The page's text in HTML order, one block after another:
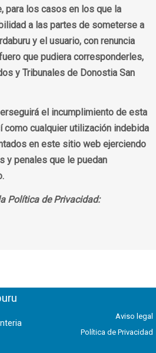
para los casos en los que la
a las partes de someterse a
y el usuario, con renuncia
que pudiera corresponderles,
y Tribunales de Donostia San
el incumplimiento de esta
como cualquier utilización indebida
en este sitio web ejerciendo
y penales que le puedan
Política de Privacidad:
Aviso legal
Política de Privacidad